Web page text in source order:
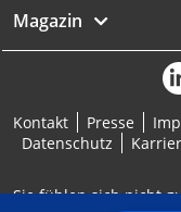
Magazin
Kontakt Presse
Datenschutz
Sie fühlen sich nicht
Geräte anhand
Nicht-IAB-
Notwendig
Performance
Funktional